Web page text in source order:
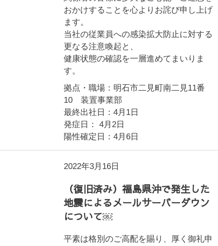
おかけすることを心よりお詫び申し上げ
ます。
当社の従業員への感染拡大防止に対する
更なる注意喚起と、
健康状態の確認を一層進めてまいりま
す。
拠点・職場：明石市二見町南二見11番
10 装置事業部
最終出社日：4月1日
発症日： 4月2日
陽性確定日：4月6日
2022年3月16日
（復旧済み）福島県沖で発生した
地震によるメールサーバーダウン
について￼
平素は格別のご高配を賜り、厚く御礼申